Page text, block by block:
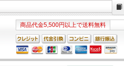
商品代金5,500円以上で送料無料